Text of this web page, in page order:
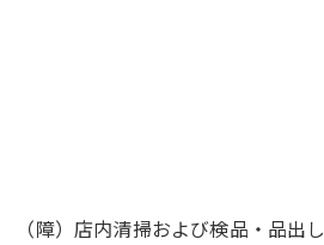
（障）店内清掃および検品・品出し